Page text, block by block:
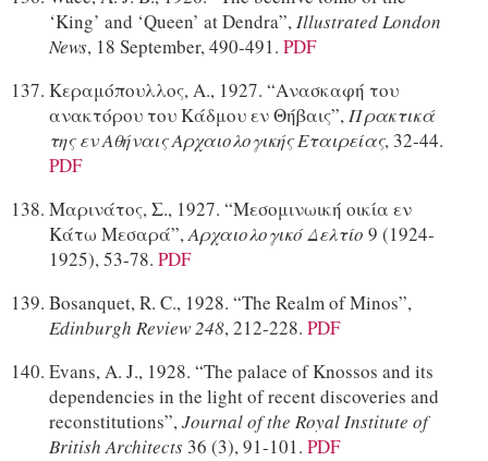
‘King’ and ‘Queen’ at Dendra”,Illustrated London
News, 18 September, 490-491. PDF
Κεραμόπουλλος, Α., 1927. “Ανασκαφή του
ανακτόρου του Κάδμου εν Θήβαις”,Πρακτικά
της εν Αθήναις Αρχαιολογικής Εταιρείας, 32-44.
PDF
Μαρινάτος, Σ., 1927. “Μεσομινωική οικία εν
Κάτω Μεσαρά”,Αρχαιολογικό Δελτίο 9 (1924-
1925), 53-78. PDF
Bosanquet, R. C., 1928. “The Realm of Minos”,
Edinburgh Review248, 212-228. PDF
Evans, A. J., 1928. “The palace of Knossos and its
dependencies in the light of recent discoveries and
reconstitutions”,Journal of the Royal Institute of
British Architects 36 (3), 91-101. PDF